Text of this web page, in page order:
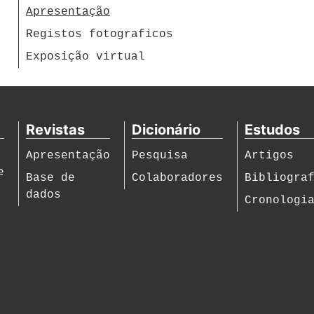
Apresentação
Registos fotograficos
Exposição virtual
Revistas
Apresentação
Base de
dados
Dicionário
Pesquisa
Colaboradores
Estudos
Artigos